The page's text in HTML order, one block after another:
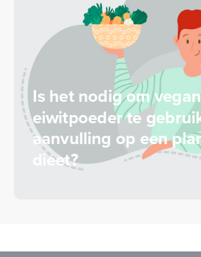
Is het nodig om vegan
eiwitpoeder te
aanvulling op een
dieet?